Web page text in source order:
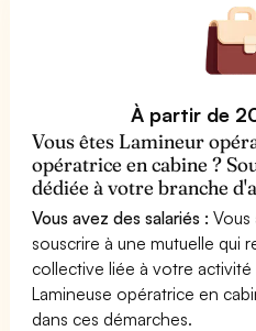
À partir de
Vous êtes Lamineur
opératrice en cabine ?
dédiée à votre branche
Vous avez des salariés :
souscrire à une mutuelle qui
collective liée à votre
Lamineuse opératrice en
dans ces démarches.